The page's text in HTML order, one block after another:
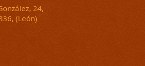
24,
, (León)